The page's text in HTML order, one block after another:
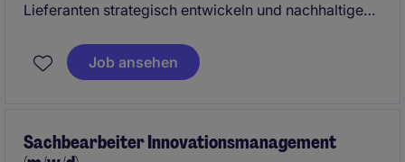
Lieferanten strategisch entwickeln und nachhaltige
übernimmst du Verantwortung für die Beschaffung
zentraler Materialien und gestaltest die
Job ansehen
Sachbearbeiter Innovationsmanagement